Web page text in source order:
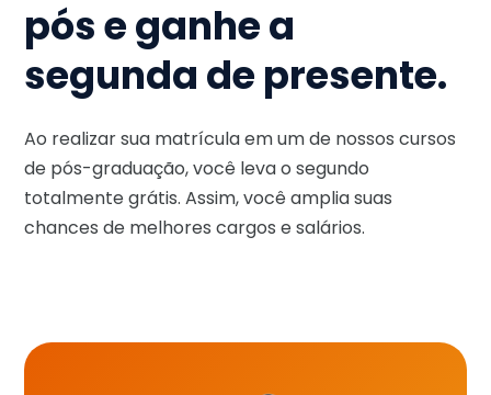
pós e ganhe a
segunda de presente.
Ao realizar sua matrícula em um de nossos cursos
de pós-graduação, você leva o segundo
totalmente grátis. Assim, você amplia suas
chances de melhores cargos e salários.